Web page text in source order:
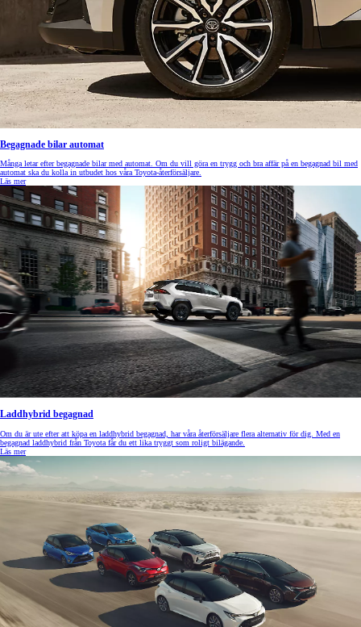
Begagnade bilar automat
Många letar efter begagnade bilar med automat. Om du vill göra en trygg och bra affär på en begagnad bil med
automat ska du kolla in utbudet hos våra Toyota-återförsäljare.
Läs mer
Laddhybrid begagnad
Om du är ute efter att köpa en laddhybrid begagnad, har våra återförsäljare flera alternativ för dig. Med en
begagnad laddhybrid från Toyota får du ett lika tryggt som roligt bilägande.
Läs mer